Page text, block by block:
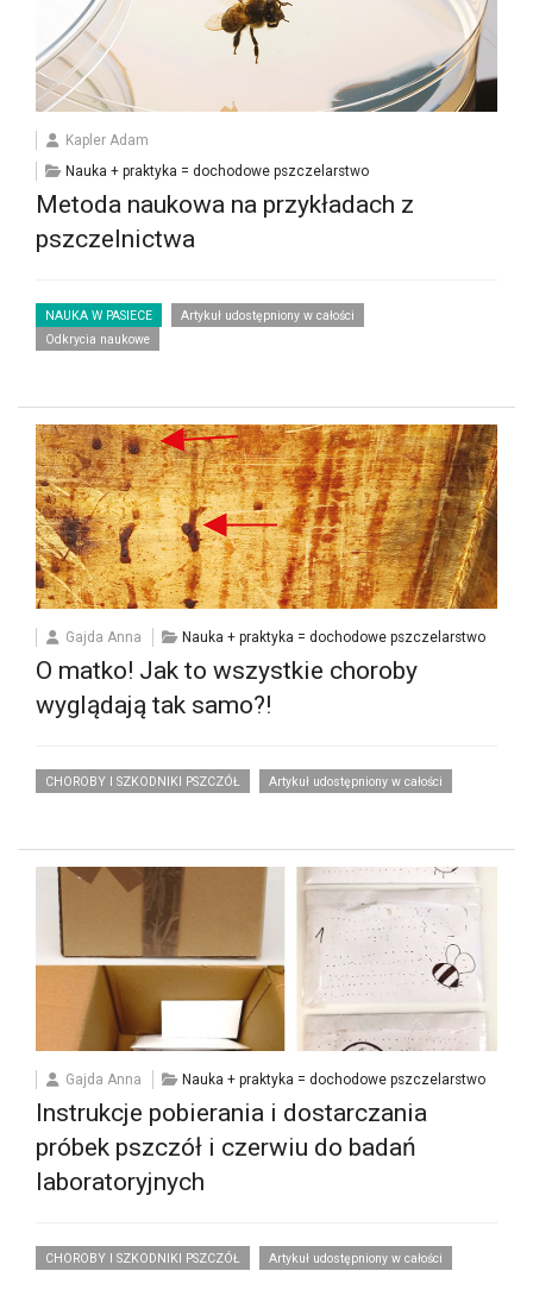
Kapler Adam
Nauka + praktyka = dochodowe pszczelarstwo
Metoda naukowa na przykładach z
pszczelnictwa
NAUKA W PASIECE
Artykuł udostępniony w całości
Odkrycia naukowe
Gajda Anna Nauka + praktyka = dochodowe pszczelarstwo
O matko! Jak to wszystkie choroby
wyglądają tak samo?!
CHOROBY I SZKODNIKI PSZCZÓŁ Artykuł udostępniony w całości
Gajda Anna Nauka + praktyka = dochodowe pszczelarstwo
Instrukcje pobierania i dostarczania
próbek pszczół i czerwiu do badań
laboratoryjnych
CHOROBY I SZKODNIKI PSZCZÓŁ Artykuł udostępniony w całości